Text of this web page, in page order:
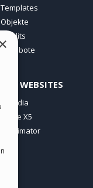
Templates
Objekte
Credits
Angebote
WEBSITES
X5